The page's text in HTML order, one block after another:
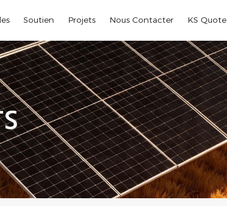
Soutien Projets Nous Contacter KS Quote